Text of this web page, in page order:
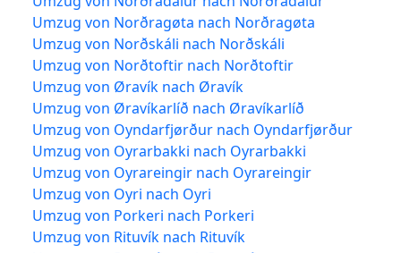
Umzug von Norðragøta nach Norðragøta
Umzug von Norðskáli nach Norðskáli
Umzug von Norðtoftir nach Norðtoftir
Umzug von Øravík nach Øravík
Umzug von Øravíkarlíð nach Øravíkarlíð
Umzug von Oyndarfjørður nach Oyndarfjørður
Umzug von Oyrarbakki nach Oyrarbakki
Umzug von Oyrareingir nach Oyrareingir
Umzug von Oyri nach Oyri
Umzug von Porkeri nach Porkeri
Umzug von Rituvík nach Rituvík